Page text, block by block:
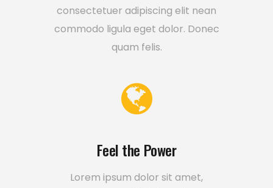
consectetuer adipiscing elit nean
commodo ligula eget dolor. Donec
quam felis.
Feel the Power
Lorem ipsum dolor sit amet,